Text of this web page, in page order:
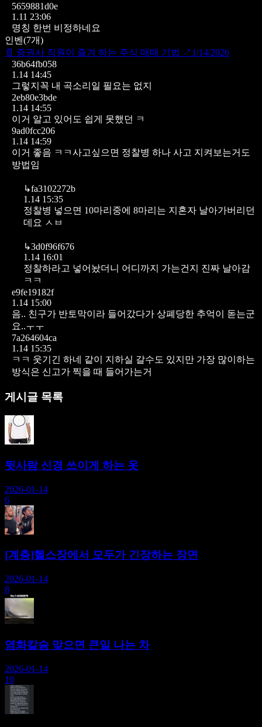
5659881d0e
1.11 23:06
명칭 한번 비정하네요
인벤 (7개)
📄 증권사 직원이 즐겨 하는 주식 매매 기법 ↗ 1/14/2026
36b64fb058
1.14 14:45
그렇지꼭 내 곡소리일 필요는 없지
2eb80e3bde
1.14 14:55
이거 알고 있어도 쉽게 못했던 ㅋ
9ad0fcc206
1.14 14:59
이거 좋음 ㅋㅋ사고싶으면 정찰병 하나 사고 지켜보는거도
방법임
↳fa3102272b
1.14 15:35
정찰병 넣으면 10마리중에 8마리는 지혼자 날아가버리던
데요 ㅅㅂ
↳3d0f96f676
1.14 16:01
정찰하라고 넣어놨더니 어디까지 가는건지 진짜 날아감
ㅋㅋ
e9fe19182f
1.14 15:00
음.. 친구가 반토막이라 들어갔다가 상폐당한 추억이 돋는군
요..ㅜㅜ
7a264604ca
1.14 15:35
ㅋㅋ 웃기긴 하네 같이 지하실 갈수도 있지만 가장 많이하는
방식은 신고가 찍을 때 들어가는거
게시글 목록
뒷사람 신경 쓰이게 하는 옷
2026-01-14
6
[계층]헬스장에서 모두가 긴장하는 장면
2026-01-14
8
염화칼슘 맞으면 큰일 나는 차
2026-01-14
10